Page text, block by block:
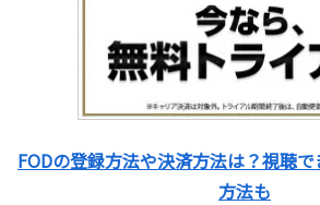
FODの登録方法や決済方法は？視聴
方法も